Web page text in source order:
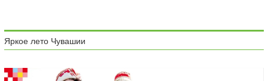
Яркое лето Чувашии